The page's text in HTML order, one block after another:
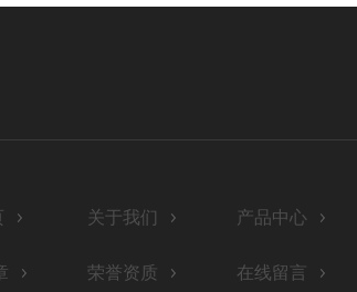
关于我们 产品中心
荣誉资质 在线留言